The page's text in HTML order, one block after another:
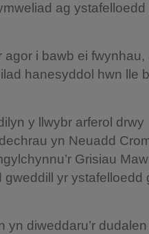
ag ystafelloedd
i bawb ei fwynhau,
hanesyddol hwn lle
y llwybr arferol drwy
yn Neuadd
Grisiau
yr ystafelloedd
yn diweddaru’r dudalen